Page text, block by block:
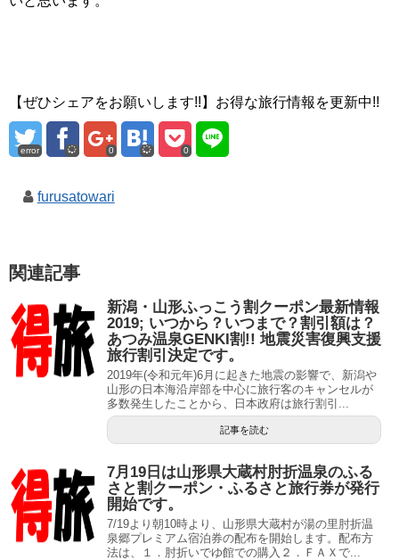
【ぜひシェアをお願いします!!】お得な旅行情報を更新中!!
error 0 0
furusatowari
関連記事
新潟・山形ふっこう割クーポン最新情報
2019; いつから？いつまで？割引額は？
あつみ温泉GENKI割!! 地震災害復興支援
旅行割引決定です。
2019年(令和元年)6月に起きた地震の影響で、新潟や
山形の日本海沿岸部を中心に旅行客のキャンセルが
多数発生したことから、日本政府は旅行割引...
記事を読む
7月19日は山形県大蔵村肘折温泉のふる
さと割クーポン・ふるさと旅行券が発行
開始です。
7/19より朝10時より、山形県大蔵村が湯の里肘折温
泉郷プレミアム宿泊券の配布を開始します。配布方
法は、１．肘折いでゆ館での購入２．ＦＡＸで...